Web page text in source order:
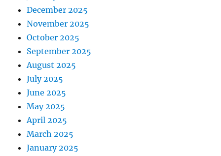
December 2025
November 2025
October 2025
September 2025
August 2025
July 2025
June 2025
May 2025
April 2025
March 2025
January 2025